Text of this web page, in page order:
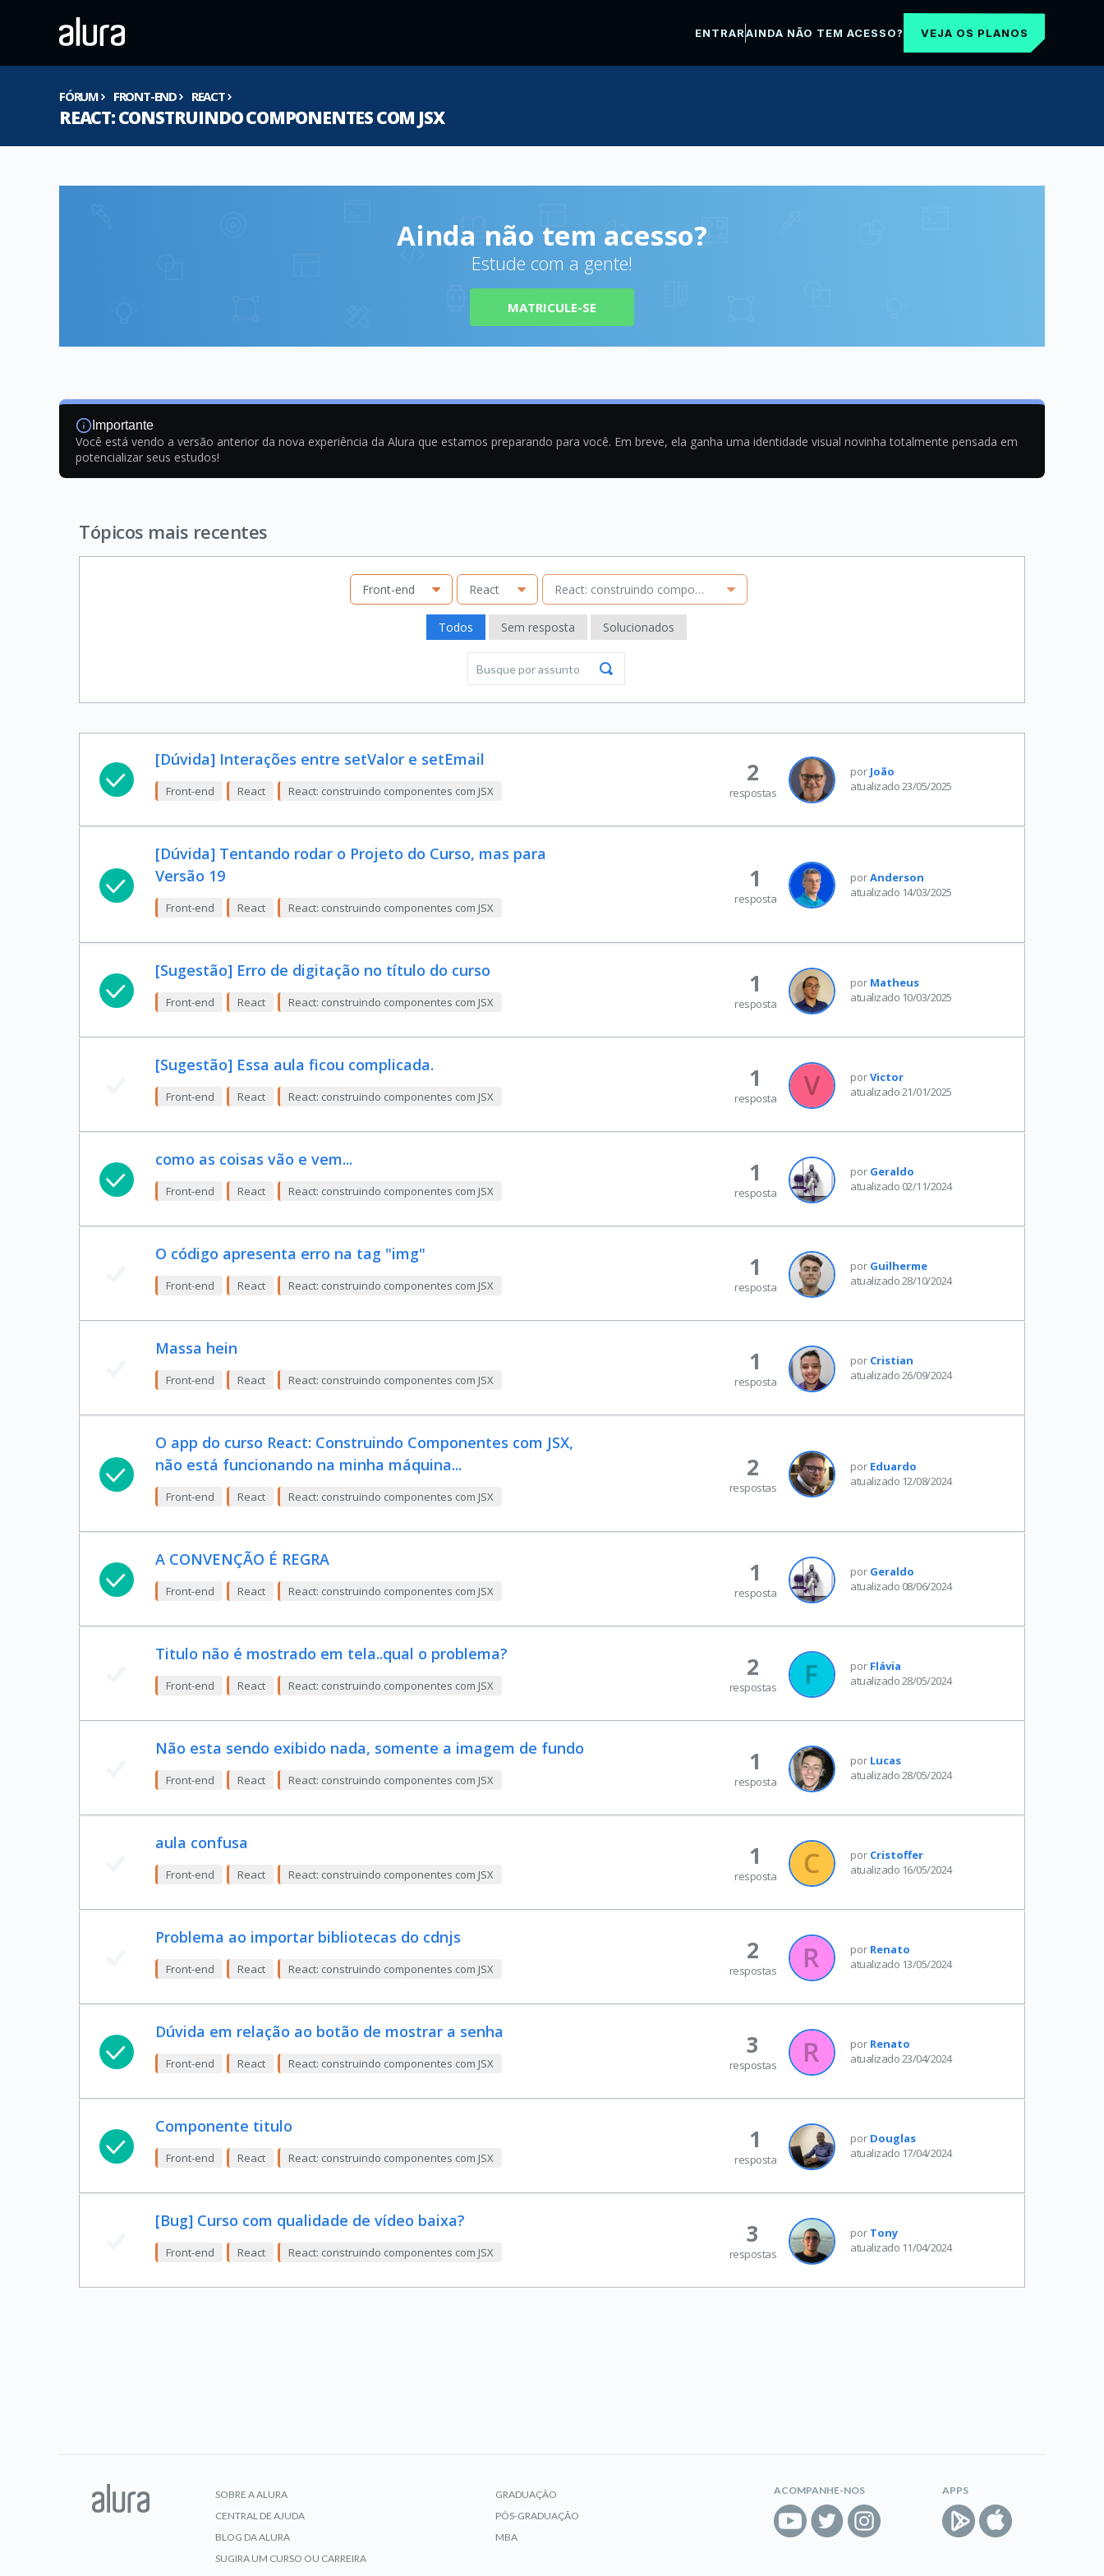
ENTRARAINDA NÃO TEM ACESSO? VEJA OS PLANOS
FÓRUM FRONT-END REACT
REACT: CONSTRUINDO COMPONENTES COM JSX
Ainda não tem acesso?
Estude com a gente!
MATRICULE-SE
Importante
Você está vendo a versão anterior da nova experiência da Alura que estamos preparando para você. Em breve, ela ganha uma identidade visual novinha totalmente pensada em
potencializar seus estudos!
Tópicos mais recentes
Front-end React React: construindo componentes com JSX
Todos Sem resposta Solucionados
[Dúvida] Interações entre setValor e setEmail
Front-end React React: construindo componentes com JSX
por João
atualizado 23/05/2025
2
respostas
[Dúvida] Tentando rodar o Projeto do Curso, mas para
Versão 19
Front-end React React: construindo componentes com JSX
porAnderson
atualizado 14/03/2025
1
resposta
[Sugestão] Erro de digitação no título do curso
Front-end React React: construindo componentes com JSX
por Matheus
atualizado 10/03/2025
1
resposta
[Sugestão] Essa aula ficou complicada.
Front-end React React: construindo componentes com JSX
porVictor
atualizado 21/01/2025
1
resposta
como as coisas vão e vem...
Front-end React React: construindo componentes com JSX
por Geraldo
atualizado 02/11/2024
1
resposta
O código apresenta erro na tag "img"
Front-end React React: construindo componentes com JSX
por Guilherme
atualizado 28/10/2024
1
resposta
Massa hein
Front-end React React: construindo componentes com JSX
por Cristian
atualizado 26/09/2024
1
resposta
O app do curso React: Construindo Componentes com JSX,
não está funcionando na minha máquina...
Front-end React React: construindo componentes com JSX
por Eduardo
atualizado 12/08/2024
2
respostas
A CONVENÇÃO É REGRA
Front-end React React: construindo componentes com JSX
por Geraldo
atualizado 08/06/2024
1
resposta
Titulo não é mostrado em tela..qual o problema?
Front-end React React: construindo componentes com JSX
por Flávia
atualizado 28/05/2024
2
respostas
Não esta sendo exibido nada, somente a imagem de fundo
Front-end React React: construindo componentes com JSX
por Lucas
atualizado 28/05/2024
1
resposta
aula confusa
Front-end React React: construindo componentes com JSX
por Cristoffer
atualizado 16/05/2024
1
resposta
Problema ao importar bibliotecas do cdnjs
Front-end React React: construindo componentes com JSX
por Renato
atualizado 13/05/2024
2
respostas
Dúvida em relação ao botão de mostrar a senha
Front-end React React: construindo componentes com JSX
por Renato
atualizado 23/04/2024
3
respostas
Componente titulo
Front-end React React: construindo componentes com JSX
por Douglas
atualizado 17/04/2024
1
resposta
[Bug] Curso com qualidade de vídeo baixa?
Front-end React React: construindo componentes com JSX
por Tony
atualizado 11/04/2024
3
respostas
SOBRE A ALURA
CENTRAL DE AJUDA
BLOG DA ALURA
SUGIRA UM CURSO OU CARREIRA
GRADUAÇÃO
PÓS-GRADUAÇÃO
MBA
ACOMPANHE-NOS APPS